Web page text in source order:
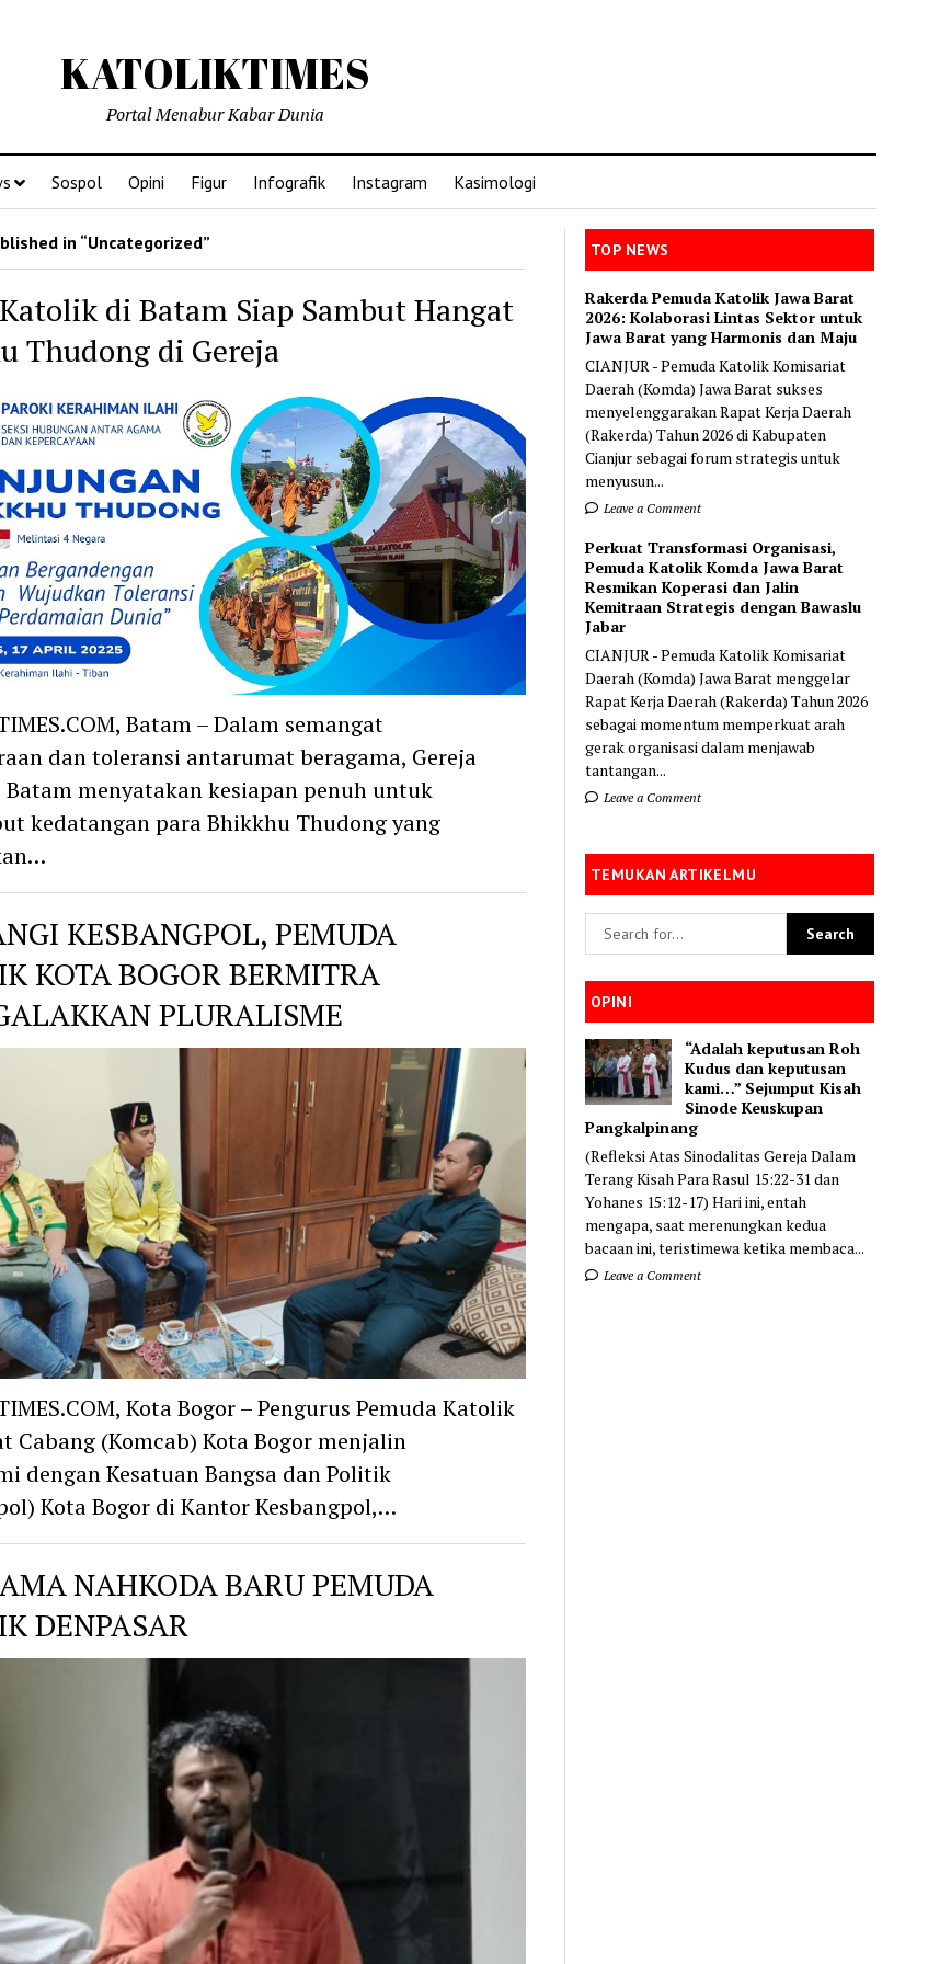
KATOLIKTIMES
Portal Menabur Kabar Dunia
Sospol Opini Figur Infografik Instagram Kasimologi
in “Uncategorized”
di Batam Siap Sambut Hangat
Thudong di Gereja
Batam – Dalam semangat
dan toleransi antarumat beragama, Gereja
menyatakan kesiapan penuh untuk
kedatangan para Bhikkhu Thudong yang
KESBANGPOL, PEMUDA
KOTA BOGOR BERMITRA
PLURALISME
Kota Bogor – Pengurus Pemuda Katolik
Cabang (Komcab) Kota Bogor menjalin
dengan Kesatuan Bangsa dan Politik
Kota Bogor di Kantor Kesbangpol,…
NAHKODA BARU PEMUDA
DENPASAR
TOP NEWS
Rakerda Pemuda Katolik Jawa Barat
2026: Kolaborasi Lintas Sektor untuk
Jawa Barat yang Harmonis dan Maju
CIANJUR - Pemuda Katolik Komisariat
Daerah (Komda) Jawa Barat sukses
menyelenggarakan Rapat Kerja Daerah
(Rakerda) Tahun 2026 di Kabupaten
Cianjur sebagai forum strategis untuk
menyusun...
Leave a Comment
Perkuat Transformasi Organisasi,
Pemuda Katolik Komda Jawa Barat
Resmikan Koperasi dan Jalin
Kemitraan Strategis dengan Bawaslu
Jabar
CIANJUR - Pemuda Katolik Komisariat
Daerah (Komda) Jawa Barat menggelar
Rapat Kerja Daerah (Rakerda) Tahun 2026
sebagai momentum memperkuat arah
gerak organisasi dalam menjawab
tantangan...
Leave a Comment
TEMUKAN ARTIKELMU
OPINI
“Adalah keputusan Roh
Kudus dan keputusan
kami…” Sejumput Kisah
Sinode Keuskupan
Pangkalpinang
(Refleksi Atas Sinodalitas Gereja Dalam
Terang Kisah Para Rasul 15:22-31 dan
Yohanes 15:12-17) Hari ini, entah
mengapa, saat merenungkan kedua
bacaan ini, teristimewa ketika membaca...
Leave a Comment